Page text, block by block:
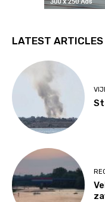
LATEST ARTICLES